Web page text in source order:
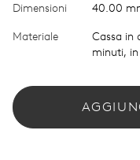
Dimensioni 40.00
Materiale
Cassa in
minuti,